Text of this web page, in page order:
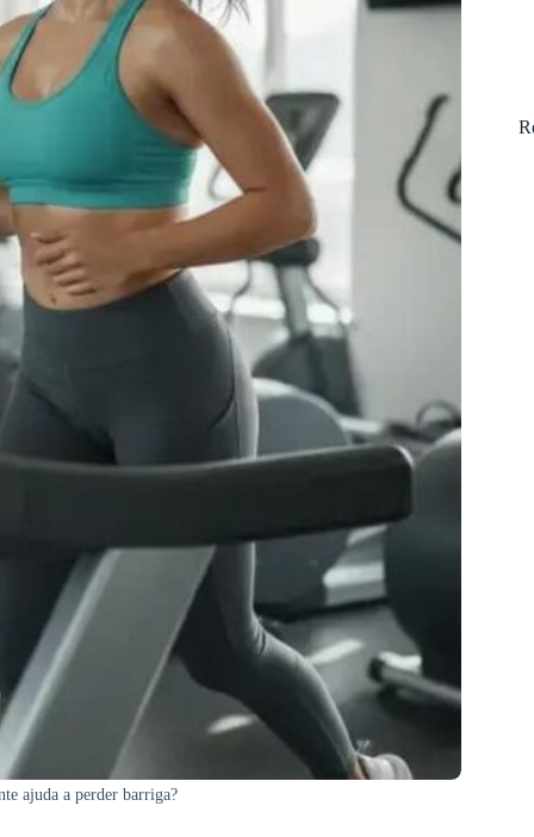
ajuda a perder barriga?